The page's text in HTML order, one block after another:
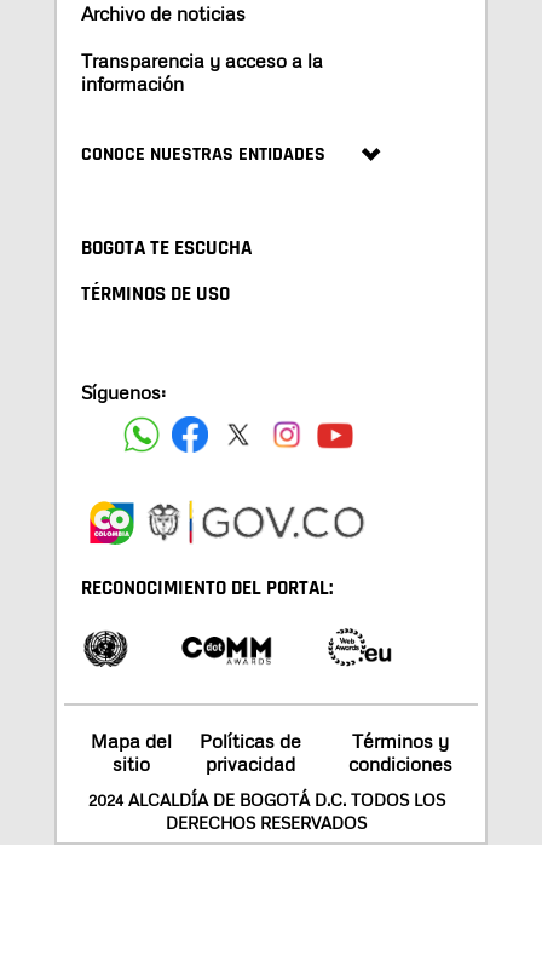
Archivo de noticias
Transparencia y acceso a la
información
CONOCE NUESTRAS ENTIDADES
BOGOTA TE ESCUCHA
TÉRMINOS DE USO
Síguenos:
RECONOCIMIENTO DEL PORTAL:
Mapa del
sitio
Políticas de
privacidad
Términos y
condiciones
2024 ALCALDÍA DE BOGOTÁ D.C. TODOS LOS
DERECHOS RESERVADOS